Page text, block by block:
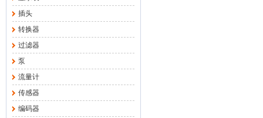
插头
转换器
过滤器
泵
流量计
传感器
编码器